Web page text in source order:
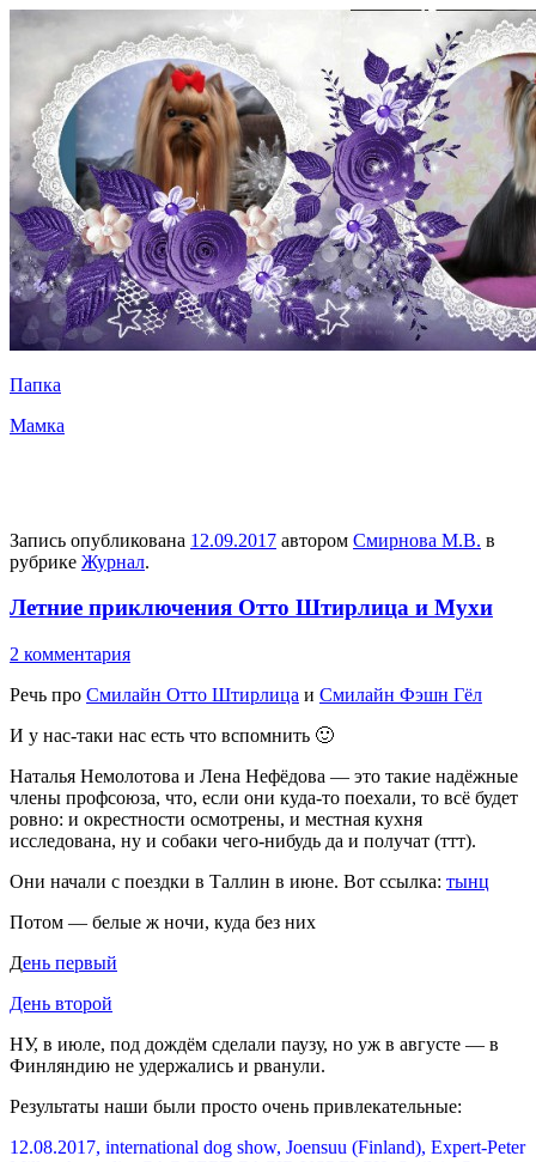
Папка
Мамка
Запись опубликована 12.09.2017 автором Смирнова М.В. в
рубрике Журнал.
Летние приключения Отто Штирлица и Мухи
2 комментария
Речь про Смилайн Отто Штирлица и Смилайн Фэшн Гёл
И у нас-таки нас есть что вспомнить 🙂
Наталья Немолотова и Лена Нефёдова — это такие надёжные
члены профсоюза, что, если они куда-то поехали, то всё будет
ровно: и окрестности осмотрены, и местная кухня
исследована, ну и собаки чего-нибудь да и получат (ттт).
Они начали с поездки в Таллин в июне. Вот ссылка: тынц
Потом — белые ж ночи, куда без них
День первый
День второй
НУ, в июле, под дождём сделали паузу, но уж в августе — в
Финляндию не удержались и рванули.
Результаты наши были просто очень привлекательные:
12.08.2017, international dog show, Joensuu (Finland), Expert-Peter